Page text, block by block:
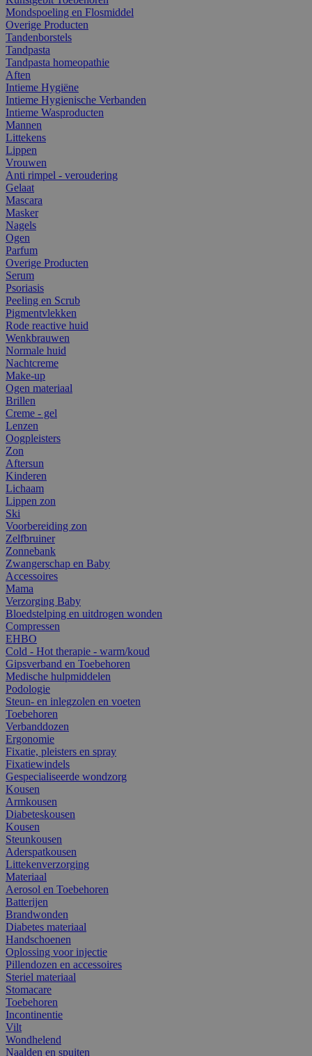
Mondspoeling en Flosmiddel
Overige Producten
Tandenborstels
Tandpasta
Tandpasta homeopathie
Aften
Intieme Hygiëne
Intieme Hygienische Verbanden
Intieme Wasproducten
Mannen
Littekens
Lippen
Vrouwen
Anti rimpel - veroudering
Gelaat
Mascara
Masker
Nagels
Ogen
Parfum
Overige Producten
Serum
Psoriasis
Peeling en Scrub
Pigmentvlekken
Rode reactive huid
Wenkbrauwen
Normale huid
Nachtcreme
Make-up
Ogen materiaal
Brillen
Creme - gel
Lenzen
Oogpleisters
Zon
Aftersun
Kinderen
Lichaam
Lippen zon
Ski
Voorbereiding zon
Zelfbruiner
Zonnebank
Zwangerschap en Baby
Accessoires
Mama
Verzorging Baby
Bloedstelping en uitdrogen wonden
Compressen
EHBO
Cold - Hot therapie - warm/koud
Gipsverband en Toebehoren
Medische hulpmiddelen
Podologie
Steun- en inlegzolen en voeten
Toebehoren
Verbanddozen
Ergonomie
Fixatie, pleisters en spray
Fixatiewindels
Gespecialiseerde wondzorg
Kousen
Armkousen
Diabeteskousen
Kousen
Steunkousen
Aderspatkousen
Littekenverzorging
Materiaal
Aerosol en Toebehoren
Batterijen
Brandwonden
Diabetes materiaal
Handschoenen
Oplossing voor injectie
Pillendozen en accessoires
Steriel materiaal
Stomacare
Toebehoren
Incontinentie
Vilt
Wondhelend
Naalden en spuiten